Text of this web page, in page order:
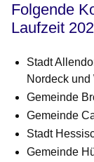
Folgende
Laufzeit
Stadt
Nordeck
Gemeinde
Gemeinde
Stadt
Gemeinde